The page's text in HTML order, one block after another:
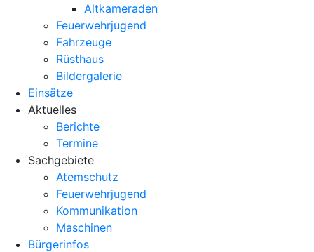
Altkameraden
Feuerwehrjugend
Fahrzeuge
Rüsthaus
Bildergalerie
Einsätze
Aktuelles
Berichte
Termine
Sachgebiete
Atemschutz
Feuerwehrjugend
Kommunikation
Maschinen
Bürgerinfos